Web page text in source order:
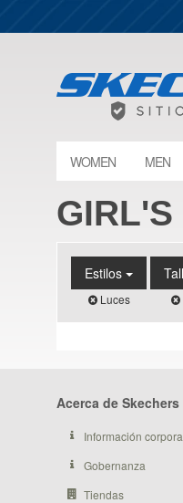
WOMEN MEN
GIRL'S
Estilos
Luces
Acerca de Skechers
Información
Gobernanza
Tiendas